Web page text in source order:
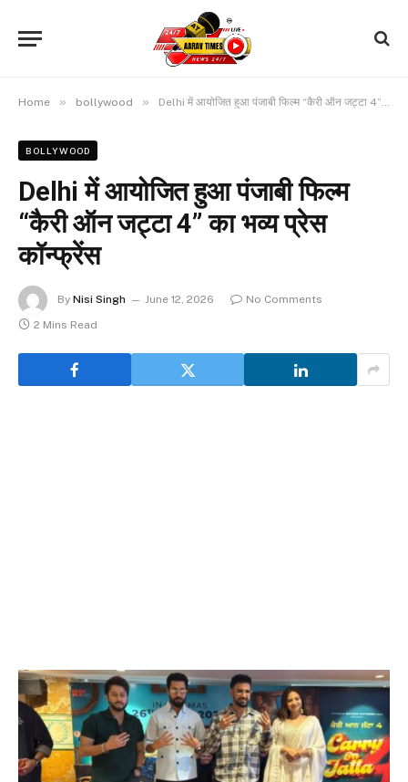
Home » bollywood » Delhi में आयोजित हुआ पंजाबी फिल्म “कैरी ऑन जट्टा 4” का भव्य प्रेस कॉन्फ्रेंस
BOLLYWOOD
Delhi में आयोजित हुआ पंजाबी फिल्म
“कैरी ऑन जट्टा 4” का भव्य प्रेस
कॉन्फ्रेंस
By Nisi Singh June 12, 2026
No Comments
2 Mins Read